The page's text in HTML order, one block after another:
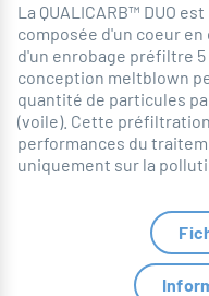
La QUALICARB™ DUO
composée d'un coeur
d'un enrobage préfiltre 5
conception meltblown
quantité de particules
(voile). Cette
performances du
uniquement sur la